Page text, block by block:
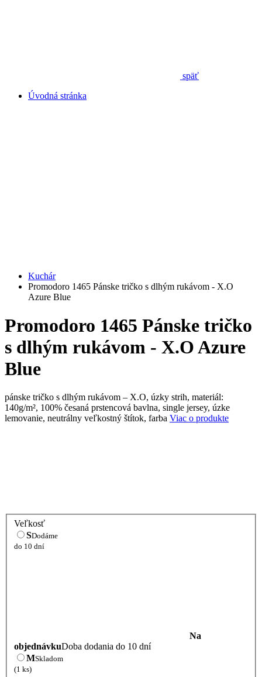
späť
Úvodná stránka
Kuchár
Promodoro 1465 Pánske tričko s dlhým rukávom - X.O
Azure Blue
Promodoro 1465 Pánske tričko
s dlhým rukávom - X.O Azure
Blue
pánske tričko s dlhým rukávom – X.O, úzky strih, materiál:
140g/m², 100% česaná prstencová bavlna, single jersey, úzke
lemovanie, neutrálny veľkostný štítok, farba Viac o produkte
Veľkosť
SDodáme
do 10 dní
Na
objednávkuDoba dodania do 10 dní
MSkladom
(1 ks)